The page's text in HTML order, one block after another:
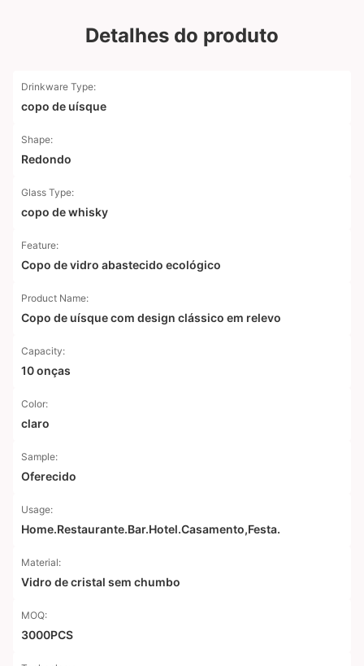
Detalhes do produto
Drinkware Type:
copo de uísque
Shape:
Redondo
Glass Type:
copo de whisky
Feature:
Copo de vidro abastecido ecológico
Product Name:
Copo de uísque com design clássico em relevo
Capacity:
10 onças
Color:
claro
Sample:
Oferecido
Usage:
Home.Restaurante.Bar.Hotel.Casamento,Festa.
Material:
Vidro de cristal sem chumbo
MOQ:
3000PCS